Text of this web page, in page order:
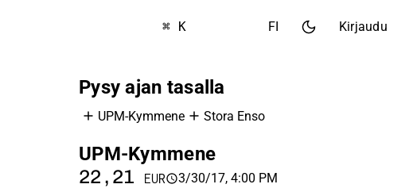
⌘ K FI Kirjaudu
Pysy ajan tasalla
UPM-Kymmene Stora Enso
UPM-Kymmene
22,21 EUR 3/30/17, 4:00 PM